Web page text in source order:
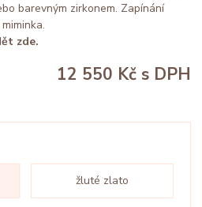
barevným zirkonem. Zapínání
zde.
12 550 Kč s DPH
žluté zlato